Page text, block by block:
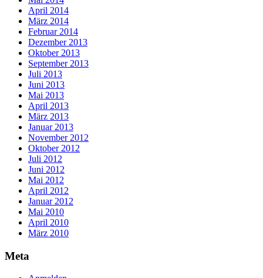
April 2014
März 2014
Februar 2014
Dezember 2013
Oktober 2013
September 2013
Juli 2013
Juni 2013
Mai 2013
April 2013
März 2013
Januar 2013
November 2012
Oktober 2012
Juli 2012
Juni 2012
Mai 2012
April 2012
Januar 2012
Mai 2010
April 2010
März 2010
Meta